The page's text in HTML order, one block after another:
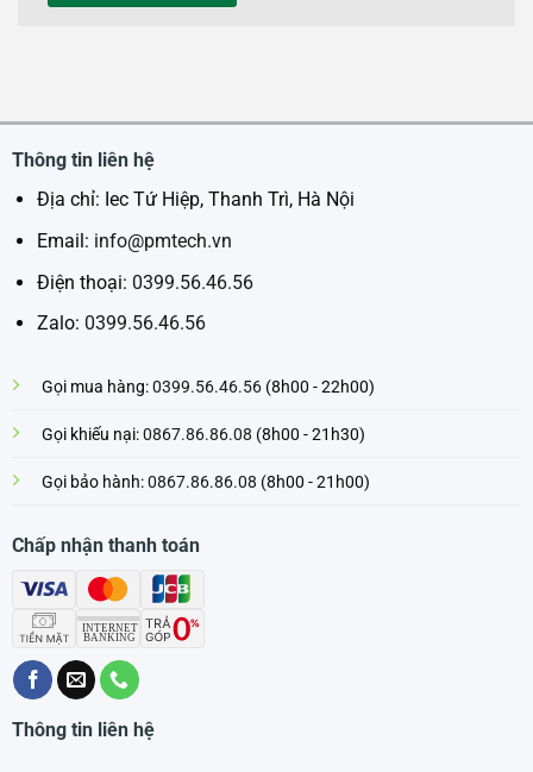
Thông tin liên hệ
Địa chỉ: Iec Tứ Hiệp, Thanh Trì, Hà Nội
Email: info@pmtech.vn
Điện thoại: 0399.56.46.56
Zalo: 0399.56.46.56
Gọi mua hàng:0399.56.46.56(8h00 - 22h00)
Gọi khiếu nại:0867.86.86.08 (8h00 - 21h30)
Gọi bảo hành:0867.86.86.08 (8h00 - 21h00)
Chấp nhận thanh toán
Thông tin liên hệ